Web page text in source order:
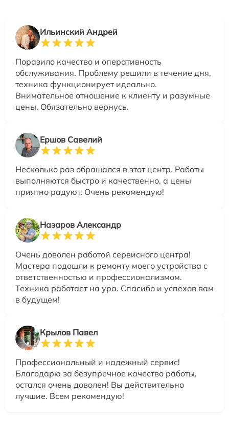
Ильинский Андрей
Поразило качество и оперативность
обслуживания. Проблему решили в течение дня,
техника функционирует идеально.
Внимательное отношение к клиенту и разумные
цены. Обязательно вернусь.
Ершов Савелий
Несколько раз обращался в этот центр. Работы
выполняются быстро и качественно, а цены
приятно радуют. Очень рекомендую!
Назаров Александр
Очень доволен работой сервисного центра!
Мастера подошли к ремонту моего устройства с
ответственностью и профессионализмом.
Техника работает на ура. Спасибо и успехов вам
в будущем!
Крылов Павел
Профессиональный и надежный сервис!
Благодарю за безупречное качество работы,
остался очень доволен! Вы действительно
лучшие. Всем рекомендую!